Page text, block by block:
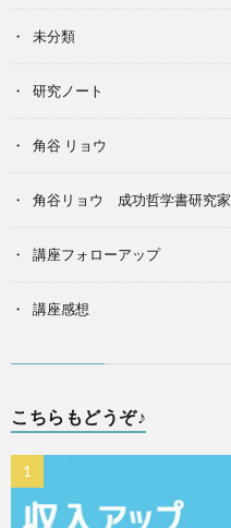
未分類
研究ノート
角谷 リョウ
角谷リョウ 成功哲学書研究家
講座フォローアップ
講座感想
こちらもどうぞ♪